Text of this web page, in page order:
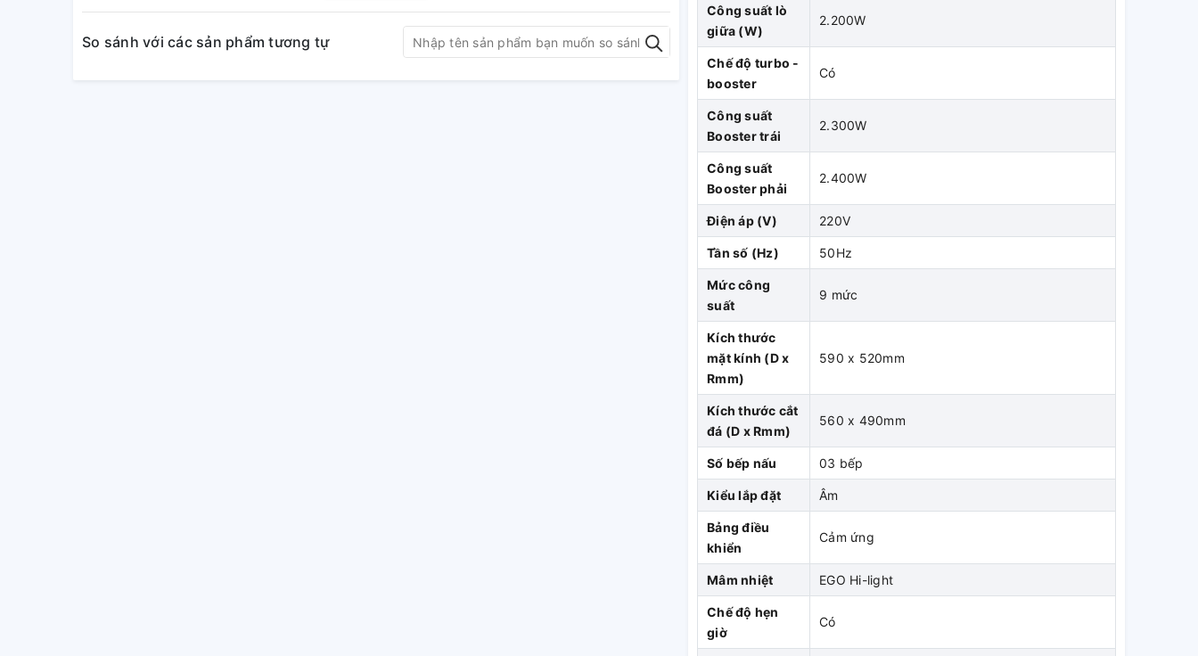
Bếp ba điện từ hồng ngoại FerroliIC6600BN trang bị chức năng gia tăng công suất với chức
năng này, công suất sẽ được gia tăng đáng kể cụ thể từ 1 bếp từ công suất cực đại 1500W chế
độ nấu nhanh lên đến 2300W, bếp 2 từ công suất cực đại 2000W chế độ nấu nhanh 2400W, bếp
So sánh với các sản phẩm tương tự
Công suất lò
giữa (W)
2.200W
Chế độ turbo -
booster
Có
Công suất
Booster trái
2.300W
Công suất
Booster phải
2.400W
Điện áp (V) 220V
Tần số (Hz) 50Hz
Mức công
suất
9 mức
Kích thước
mặt kính (D x
Rmm)
590 x 520mm
Kích thước cắt
đá (D x Rmm)
560 x 490mm
Số bếp nấu 03 bếp
Kiểu lắp đặt Âm
Bảng điều
khiển
Cảm ứng
Mâm nhiệt EGO Hi-light
Chế độ hẹn
giờ
Có